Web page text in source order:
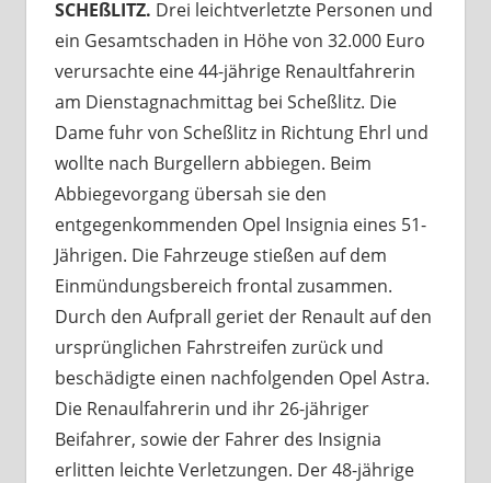
SCHEßLITZ. Drei leichtverletzte Personen und
ein Gesamtschaden in Höhe von 32.000 Euro
verursachte eine 44-jährige Renaultfahrerin
am Dienstagnachmittag bei Scheßlitz. Die
Dame fuhr von Scheßlitz in Richtung Ehrl und
wollte nach Burgellern abbiegen. Beim
Abbiegevorgang übersah sie den
entgegenkommenden Opel Insignia eines 51-
Jährigen. Die Fahrzeuge stießen auf dem
Einmündungsbereich frontal zusammen.
Durch den Aufprall geriet der Renault auf den
ursprünglichen Fahrstreifen zurück und
beschädigte einen nachfolgenden Opel Astra.
Die Renaulfahrerin und ihr 26-jähriger
Beifahrer, sowie der Fahrer des Insignia
erlitten leichte Verletzungen. Der 48-jährige